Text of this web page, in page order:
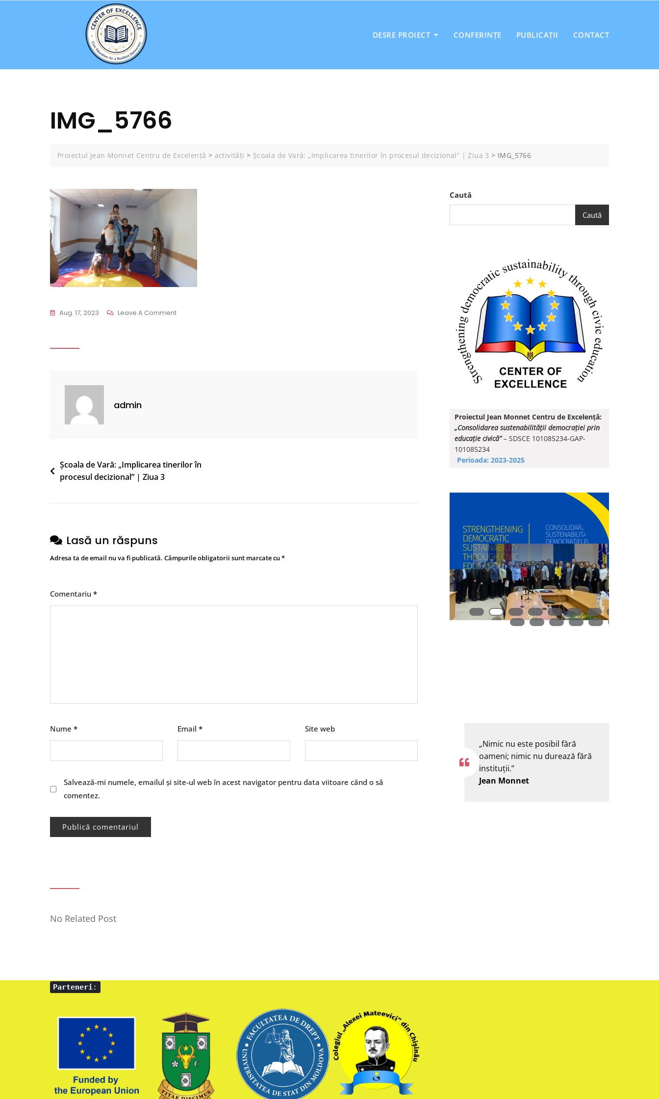
DESRE PROIECT CONFERINȚE PUBLICAȚII CONTACT
IMG_5766
Proiectul Jean Monnet Centru de Excelență > activități > Școala de Vară: „Implicarea tinerilor în procesul decizional” | Ziua 3 > IMG_5766
Aug. 17, 2023 Leave A CommentOn
admin
Navigare
în
articole
Școala de Vară: „Implicarea tinerilor în
procesul decizional” | Ziua 3
Lasă un răspuns
Adresa ta de email nu va fi publicată. Câmpurile obligatorii sunt marcate cu*
Comentariu *
Nume * Email * Site web
Salvează-mi numele, emailul și site-ul web în acest navigator pentru data viitoare când o să
comentez.
Caută
Caută
Proiectul Jean Monnet Centru de Excelență:
„Consolidarea sustenabilității democrației prin
educație civică”– SDSCE 101085234-GAP-
101085234
Perioada: 2023-2025
„Nimic nu este posibil fără
oameni; nimic nu durează fără
instituţii.”
Jean Monnet
No Related Post
Parteneri: